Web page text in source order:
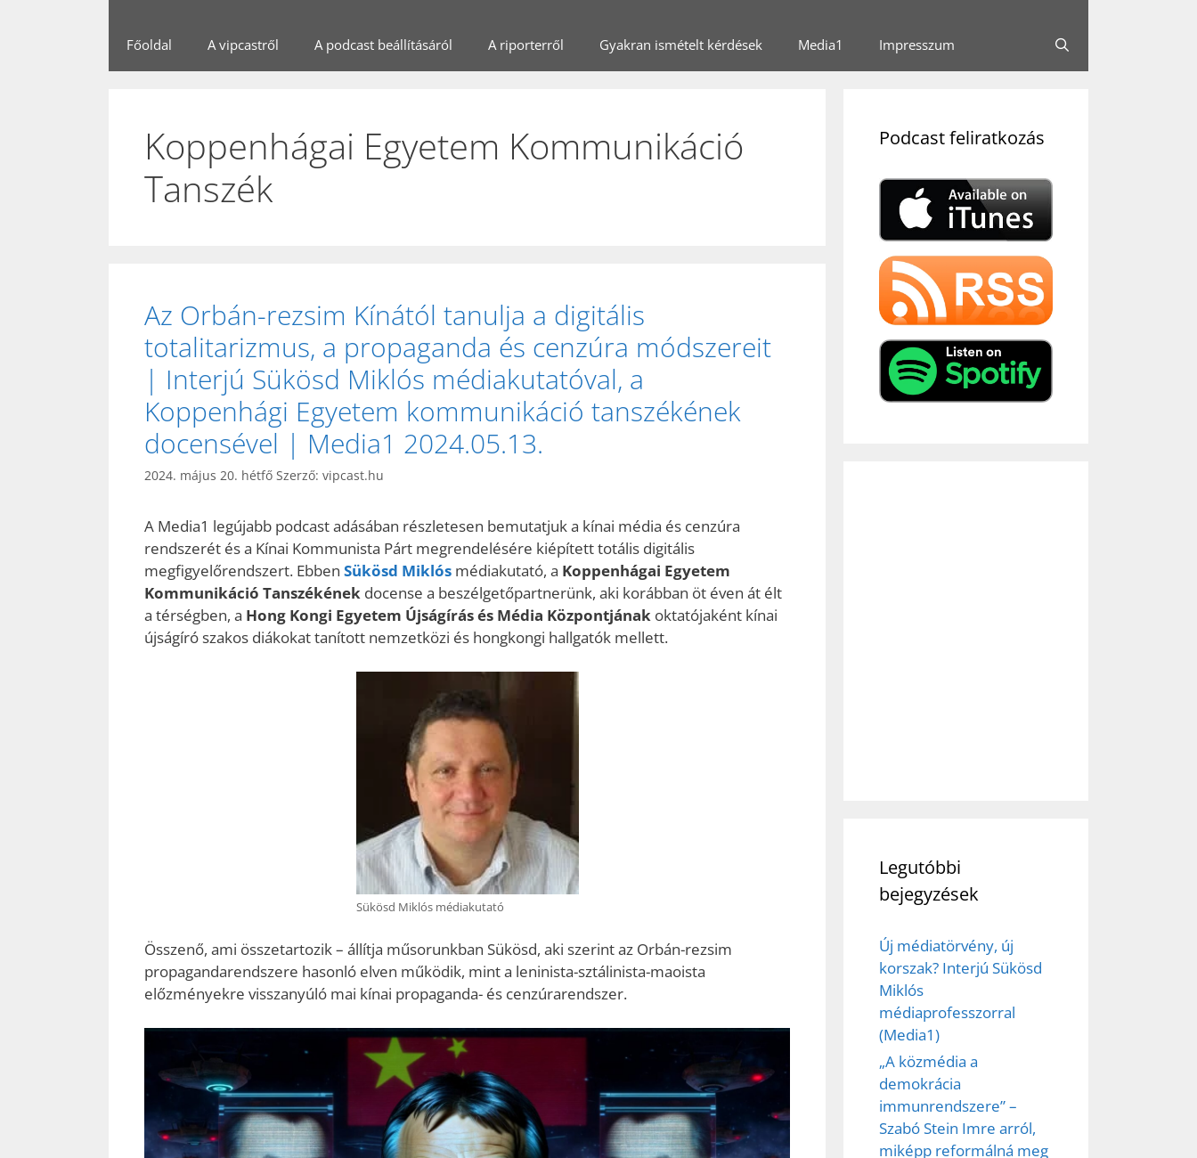
Főoldal A vipcastről A podcast beállításáról A riporterről Gyakran ismételt kérdések Media1 Impresszum
Koppenhágai Egyetem Kommunikáció
Tanszék
Az Orbán-rezsim Kínától tanulja a digitális
totalitarizmus, a propaganda és cenzúra módszereit
| Interjú Sükösd Miklós médiakutatóval, a
Koppenhági Egyetem kommunikáció tanszékének
docensével | Media1 2024.05.13.
2024. május 20. hétfő Szerző: vipcast.hu
A Media1 legújabb podcast adásában részletesen bemutatjuk a kínai média és cenzúra
rendszerét és a Kínai Kommunista Párt megrendelésére kiépített totális digitális
megfigyelőrendszert. Ebben Sükösd Miklós médiakutató, a Koppenhágai Egyetem
Kommunikáció Tanszékének docense a beszélgetőpartnerünk, aki korábban öt éven át élt
a térségben, a Hong Kongi Egyetem Újságírás és Média Központjának oktatójaként kínai
újságíró szakos diákokat tanított nemzetközi és hongkongi hallgatók mellett.
Sükösd Miklós médiakutató
Összenő, ami összetartozik – állítja műsorunkban Sükösd, aki szerint az Orbán-rezsim
propagandarendszere hasonló elven működik, mint a leninista-sztálinista-maoista
előzményekre visszanyúló mai kínai propaganda- és cenzúrarendszer.
Podcast feliratkozás
Legutóbbi
bejegyzések
Új médiatörvény, új
korszak? Interjú Sükösd
Miklós
médiaprofesszorral
(Media1)
„A közmédia a
demokrácia
immunrendszere” –
Szabó Stein Imre arról,
miképp reformálná meg